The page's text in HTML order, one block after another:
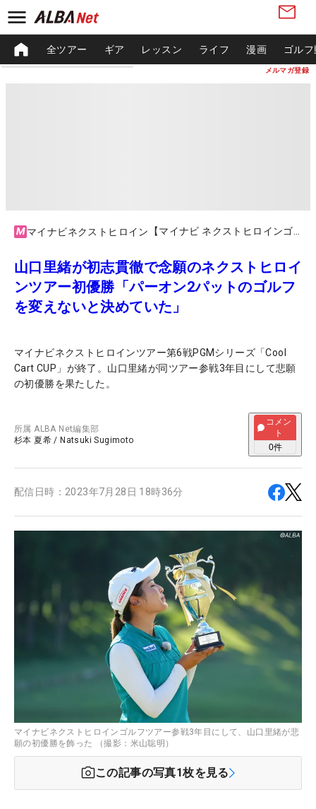
メルマガ登録
全ツアー ギア レッスン ライフ 漫画 ゴル
マイナビネクストヒロイン
山口里緒が初志貫徹で念願のネクストヒロイ
ンツアー初優勝「パーオン2パットのゴルフ
を変えないと決めていた」
マイナビネクストヒロインツアー第6戦PGMシリーズ「Cool
Cart CUP」が終了。山口里緒が同ツアー参戦3年目にして悲願
の初優勝を果たした。
所属ALBA Net編集部
杉本 夏希 / Natsuki Sugimoto
コメン
ト
0件
配信日時： 2023年7月28日 18時36分
マイナビネクストヒロインゴルフツアー参戦3年目にして、山口里緒が悲
願の初優勝を飾った （撮影：米山聡明）
この記事の写真1枚を見る